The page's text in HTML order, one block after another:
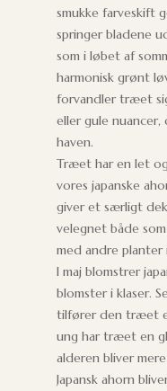
smukke farveskift
springer bladene
som i løbet af
harmonisk grønt
forvandler træet
eller gule
haven.
Træet har en let
vores japanske
giver et særligt
velegnet både
med andre planter
I maj blomstrer
blomster i klaser.
tilfører den træet
ung har træet en
alderen bliver
Japansk ahorn